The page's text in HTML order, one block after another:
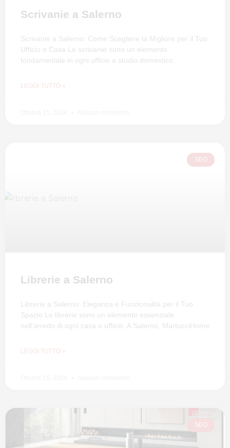
Scrivanie a Salerno
Scrivanie a Salerno: Come Scegliere la Migliore per il Tuo
Ufficio o Casa Le scrivanie sono un elemento
fondamentale in ogni ufficio o studio domestico.
LEGGI TUTTO »
SEO
Librerie a Salerno
Librerie a Salerno: Eleganza e Funzionalità per il Tuo
Spazio Le librerie sono un elemento essenziale
nell’arredo di ogni casa o ufficio. A Salerno, MartucciHome
LEGGI TUTTO »
SEO